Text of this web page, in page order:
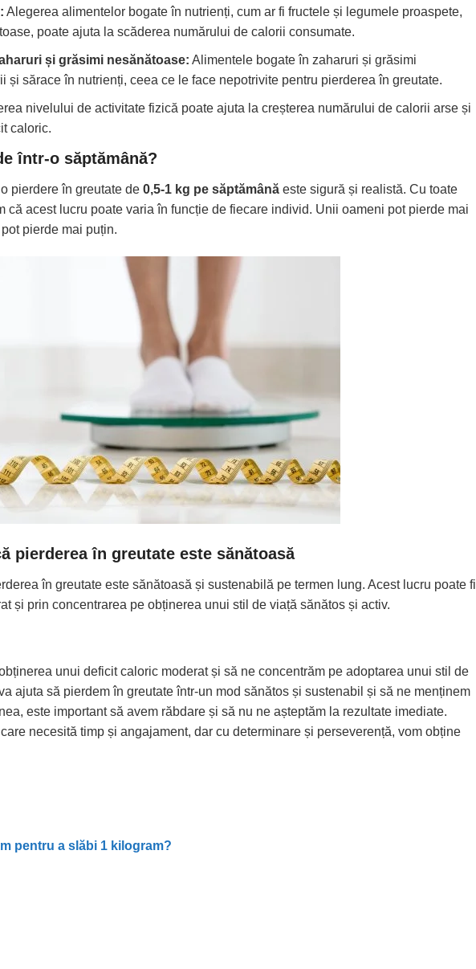
Alegerea alimentelor bogate în nutrienți, cum ar fi fructele și legumele proaspete,
poate ajuta la scăderea numărului de calorii consumate.
și grăsimi nesănătoase: Alimentele bogate în zaharuri și grăsimi
și sărace în nutrienți, ceea ce le face nepotrivite pentru pierderea în greutate.
nivelului de activitate fizică poate ajuta la creșterea numărului de calorii arse și
caloric.
într-o săptămână?
pierdere în greutate de 0,5-1 kg pe săptămână este sigură și realistă. Cu toate
că acest lucru poate varia în funcție de fiecare individ. Unii oameni pot pierde mai
pierde mai puțin.
pierderea în greutate este sănătoasă
în greutate este sănătoasă și sustenabilă pe termen lung. Acest lucru poate fi
și prin concentrarea pe obținerea unui stil de viață sănătos și activ.
unui deficit caloric moderat și să ne concentrăm pe adoptarea unui stil de
ajuta să pierdem în greutate într-un mod sănătos și sustenabil și să ne menținem
este important să avem răbdare și să nu ne așteptăm la rezultate imediate.
necesită timp și angajament, dar cu determinare și perseverență, vom obține
pentru a slăbi 1 kilogram?